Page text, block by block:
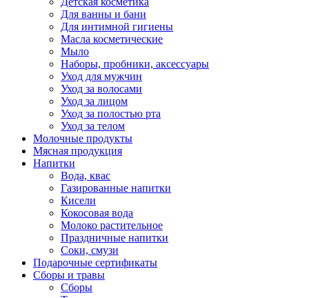
Для ванны и бани
Для интимной гигиены
Масла косметические
Мыло
Наборы, пробники, аксессуары
Уход для мужчин
Уход за волосами
Уход за лицом
Уход за полостью рта
Уход за телом
Молочные продукты
Мясная продукция
Напитки
Вода, квас
Газированные напитки
Кисели
Кокосовая вода
Молоко растительное
Праздничные напитки
Соки, смузи
Подарочные сертификаты
Сборы и травы
Сборы